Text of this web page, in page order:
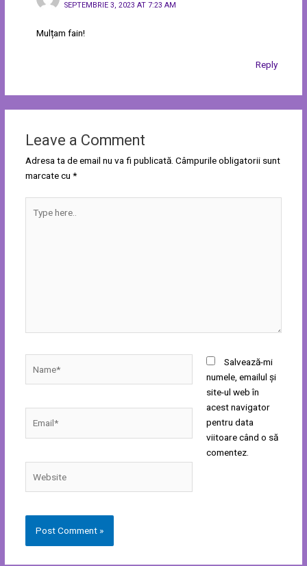
SEPTEMBRIE 3, 2023 AT 7:23 AM
Mulțam fain!
Reply
Leave a Comment
Adresa ta de email nu va fi publicată. Câmpurile obligatorii sunt
marcate cu *
here..
Salvează-mi
numele, emailul și
site-ul web în
acest navigator
pentru data
viitoare când o să
comentez.